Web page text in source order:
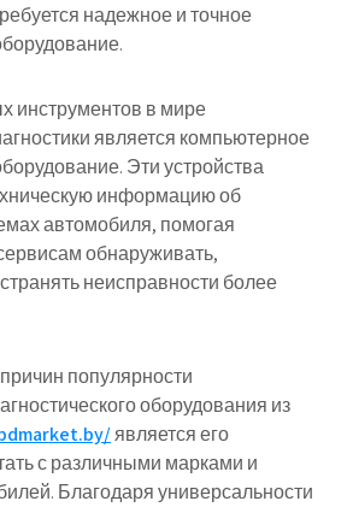
надежное и точное
инструментов в мире
является компьютерное
Эти устройства
информацию об
автомобиля, помогая
обнаруживать,
неисправности более
популярности
оборудования из
является его
с различными марками и
Благодаря универсальности